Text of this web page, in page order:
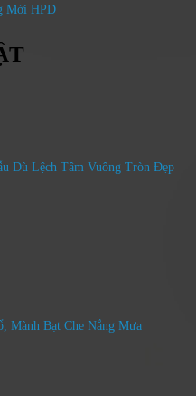
Mới HPD
Dù Lệch Tâm Vuông Tròn Đẹp
Mành Bạt Che Nắng Mưa